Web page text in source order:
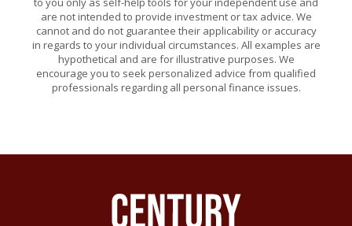
are not intended to provide investment or tax advice. We
cannot and do not guarantee their applicability or accuracy
in regards to your individual circumstances. All examples are
hypothetical and are for illustrative purposes. We
encourage you to seek personalized advice from qualified
professionals regarding all personal finance issues.
Century Bank & Trust